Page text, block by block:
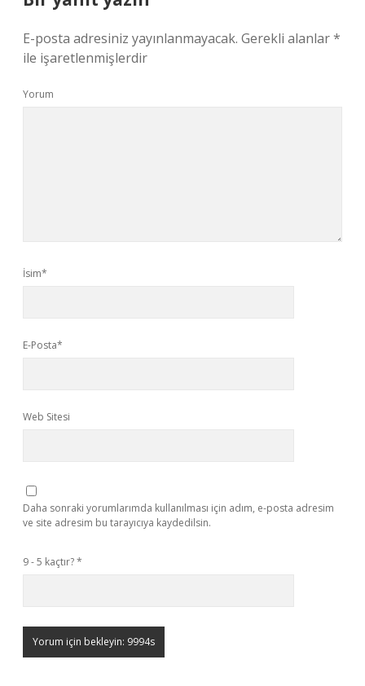
E-posta adresiniz yayınlanmayacak. Gerekli alanlar*
ile işaretlenmişlerdir
Yorum
İsim*
E-Posta*
Web Sitesi
Daha sonraki yorumlarımda kullanılması için adım, e-posta adresim
ve site adresim bu tarayıcıya kaydedilsin.
9 - 5 kaçtır?*